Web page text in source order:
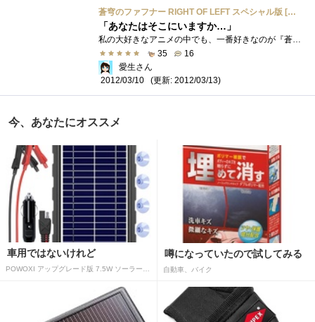
蒼穹のファフナー RIGHT OF LEFT スペシャル版 [DVD]
「あなたはそこにいますか…」
私の大好きなアニメの中でも、一番好きなのが『蒼穹のファフナー』です。その存在を知った時には、既に放送は終了してました。初めて見たの�...
35
16
愛生さん
2012/03/10
(更新: 2012/03/13)
今、あなたにオススメ
車用ではないけれど 噂になっていたので試してみる
自動車、バイク